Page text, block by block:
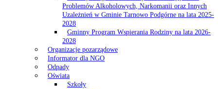
Problemów Alkoholowych, Narkomanii oraz Innych
Uzależnień w Gminie Tarnowo Podgórne na lata 2025-
2028
Gminny Program Wspierania Rodziny na lata 2026-
2028
Organizacje pozarządowe
Informator dla NGO
Odpady
Oświata
Szkoły